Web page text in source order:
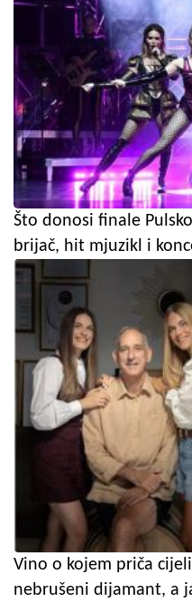
Što donosi finale
brijač, hit mjuzikl i
Vino o kojem priča
nebrušeni dijamant, a